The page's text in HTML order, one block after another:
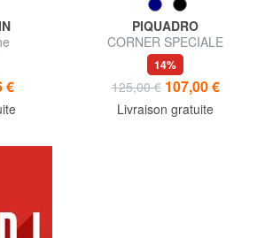
€
PIQUADRO
CORNER SPECIALE
GOMMATO Sac banane
étanche
14%
125,00 € 107,00 €
Livraison gratuite